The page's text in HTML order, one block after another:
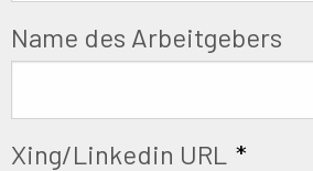
Name des Arbeitgebers
Xing/Linkedin URL *